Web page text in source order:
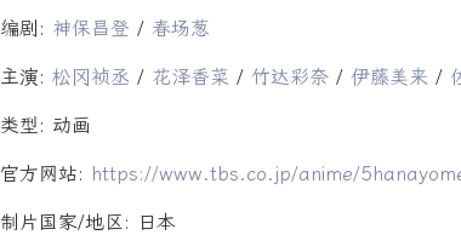
编剧: 神保昌登 / 春场葱
主演: 松冈祯丞 / 花泽香菜 / 竹达彩奈 / 伊藤美来 /
类型: 动画
官方网站: https://www.tbs.co.jp/anime/
制片国家/地区: 日本